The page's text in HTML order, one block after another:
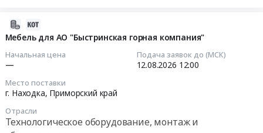
Мебель для АО "Быстринская горная компания"
Начальная цена
—
Подача заявок до (МСК)
12.08.2026 12:00
Место поставки
г. Находка, Приморский край
Отрасли
Технологическое оборудование, монтаж и